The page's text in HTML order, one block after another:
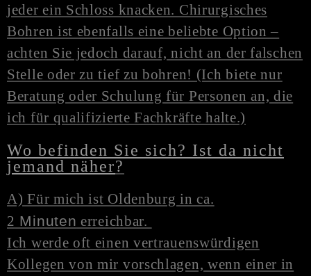
jeder ein Schloss knacken. Chirurgisches
Bohren ist ebenfalls eine beliebte Option –
achten Sie jedoch darauf, nicht an der falschen
Stelle oder zu tief zu bohren! (Ich biete nur
Beratung oder Schulung für Personen an, die
ich für qualifizierte Fachkräfte halte.)
Wo befinden Sie sich? Ist da nicht
jemand näher?
A) Für mich ist Oldenburg in ca.
2 Minuten erreichbar.
Ich werde oft einen vertrauenswürdigen
Kollegen von mir vorschlagen, wenn einer in